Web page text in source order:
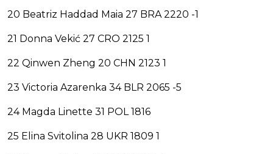
20 Beatriz Haddad Maia 27 BRA 2220 -1
21 Donna Vekić 27 CRO 2125 1
22 Qinwen Zheng 20 CHN 2123 1
23 Victoria Azarenka 34 BLR 2065 -5
24 Magda Linette 31 POL 1816
25 Elina Svitolina 28 UKR 1809 1